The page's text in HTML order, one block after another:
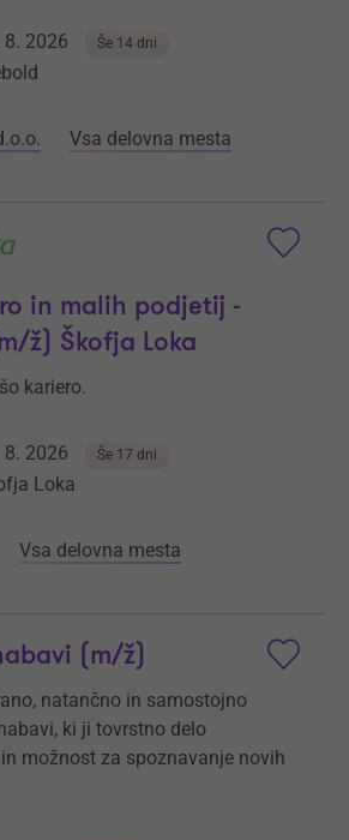
8. 2026 Še 14 dni
Vsa delovna mesta
in malih podjetij -
ž) Škofja Loka
kariero.
8. 2026 Še 17 dni
Loka
Vsa delovna mesta
(m/ž)
natančno in samostojno
ki ji tovrstno delo
možnost za spoznavanje novih